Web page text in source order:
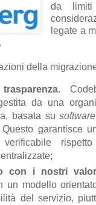
da
legate a
della
.
da una
basata su
garantisce
con i nostri
un modello
del servizio,